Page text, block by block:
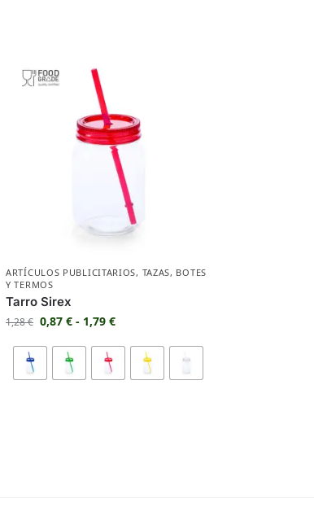
ARTÍCULOS PUBLICITARIOS, TAZAS, BOTES
Y TERMOS
Tarro Sirex
1,28€ 0,87€ - 1,79€